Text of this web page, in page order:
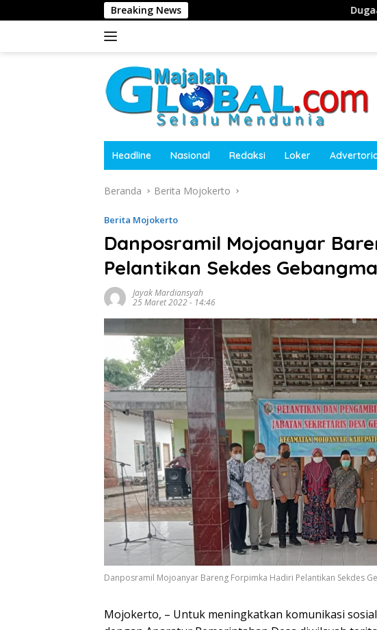
ke
Breaking News Dugaan Penghalangan
Headline Nasional Redaksi Loker
Beranda Berita Mojokerto
Berita Mojokerto
Danposramil Mojoanyar
Pelantikan Sekdes
Jayak Mardiansyah
25 Maret 2022 - 14:46
Danposramil Mojoanyar Bareng Forpimka Hadiri Pelantikan Sekdes
Mojokerto, – Untuk meningkatkan komunikasi